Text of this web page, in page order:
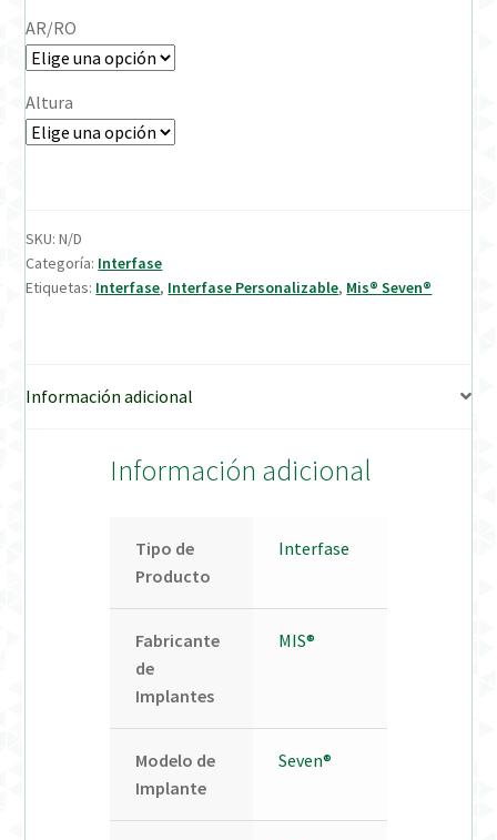
Verification Required
Welcome to DELTA Abutments | Tienda Online!
AR/RO
Altura
SKU:N/D
Categoría: Interfase
Etiquetas: Interfase, Interfase Personalizable, Mis® Seven®
Información adicional
Información adicional
Tipo de
Producto
Interfase
Fabricante
de
Implantes
MIS®
Modelo de
Implante
Seven®